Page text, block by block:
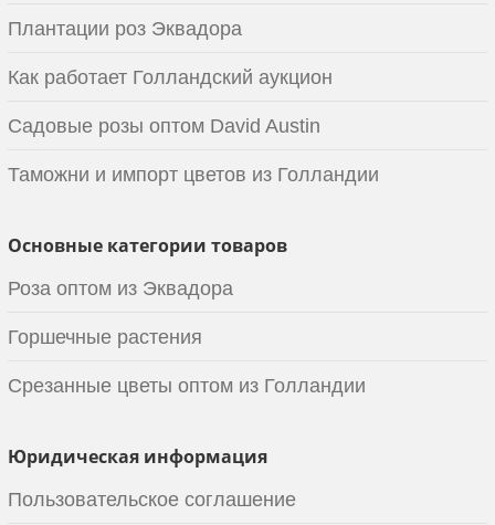
Плантации роз Эквадора
Как работает Голландский аукцион
Садовые розы оптом David Austin
Таможни и импорт цветов из Голландии
Основные категории товаров
Роза оптом из Эквадора
Горшечные растения
Срезанные цветы оптом из Голландии
Юридическая информация
Пользовательское соглашение